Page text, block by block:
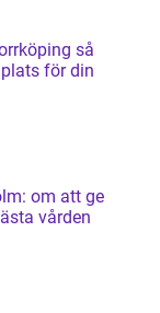
så
för din
om att ge
vården